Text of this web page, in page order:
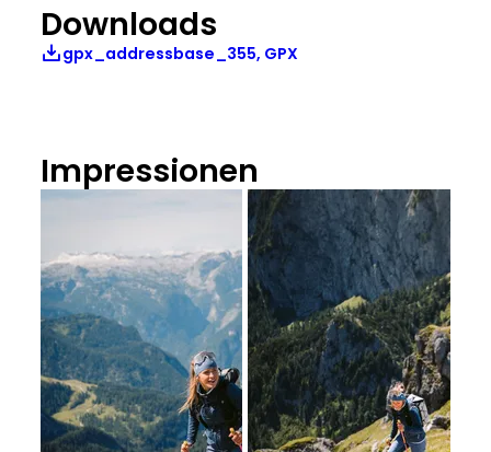
Downloads
gpx_addressbase_355, GPX
Impressionen